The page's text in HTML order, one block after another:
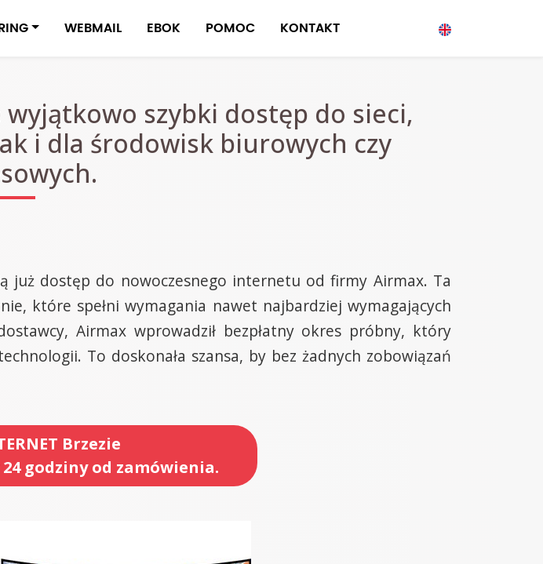
WEBMAIL EBOK POMOC KONTAKT
szybki dostęp do sieci,
i dla środowisk biurowych czy
już dostęp do nowoczesnego internetu od firmy Airmax. Ta
które spełni wymagania nawet najbardziej wymagających
Airmax wprowadził bezpłatny okres próbny, który
To doskonała szansa, by bez żadnych zobowiązań
Brzezie
godziny od zamówienia.